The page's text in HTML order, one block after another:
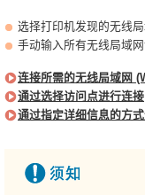
选择打印机发现的无线
手动输入所有无线局域
连接所需的无线局域网
通过选择访问点进行连接
通过指定详细信息的方